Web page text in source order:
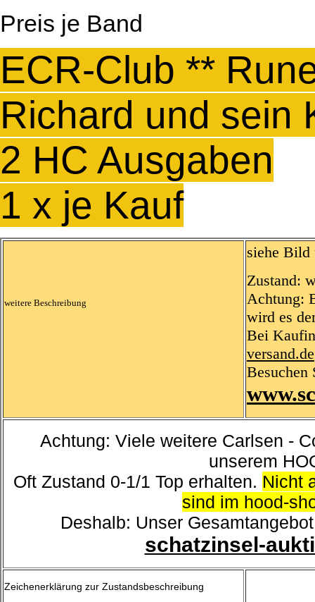
Preis je Band
ECR-Club **
Richard und sein
2 HC Ausgaben
1 x je Kauf
weitere Beschreibung
siehe Bild
Zustand:
Achtung:
wird es
Bei
versand.de
Besuchen
Achtung: Viele weitere Carlsen -
unserem
Oft Zustand 0-1/1 Top erhalten. Nicht
sind im hood-
Deshalb: Unser
schatzinsel-
Zeichenerklärung zur Zustandsbeschreibung